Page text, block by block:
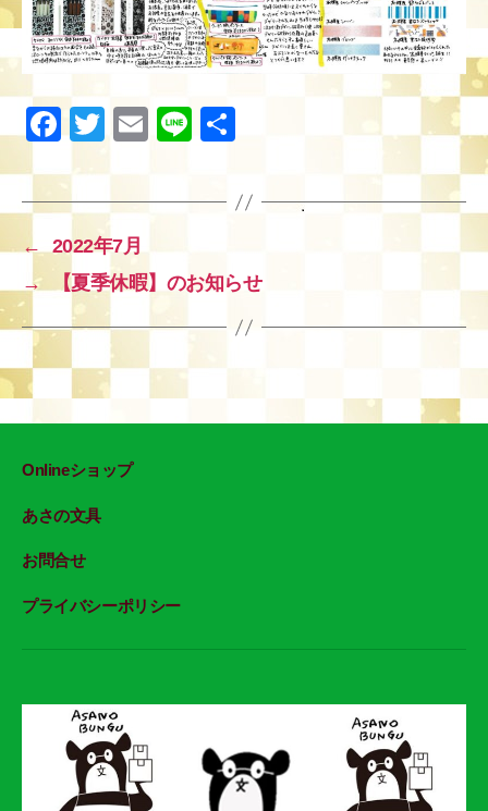
F
c
b
o
o
k
T
tt
er
E
ail
Li
e
← 2022年7月
→
【夏季休暇】のお知らせ
Onlineショップ
あさの文具
お問合せ
プライバシーポリシー